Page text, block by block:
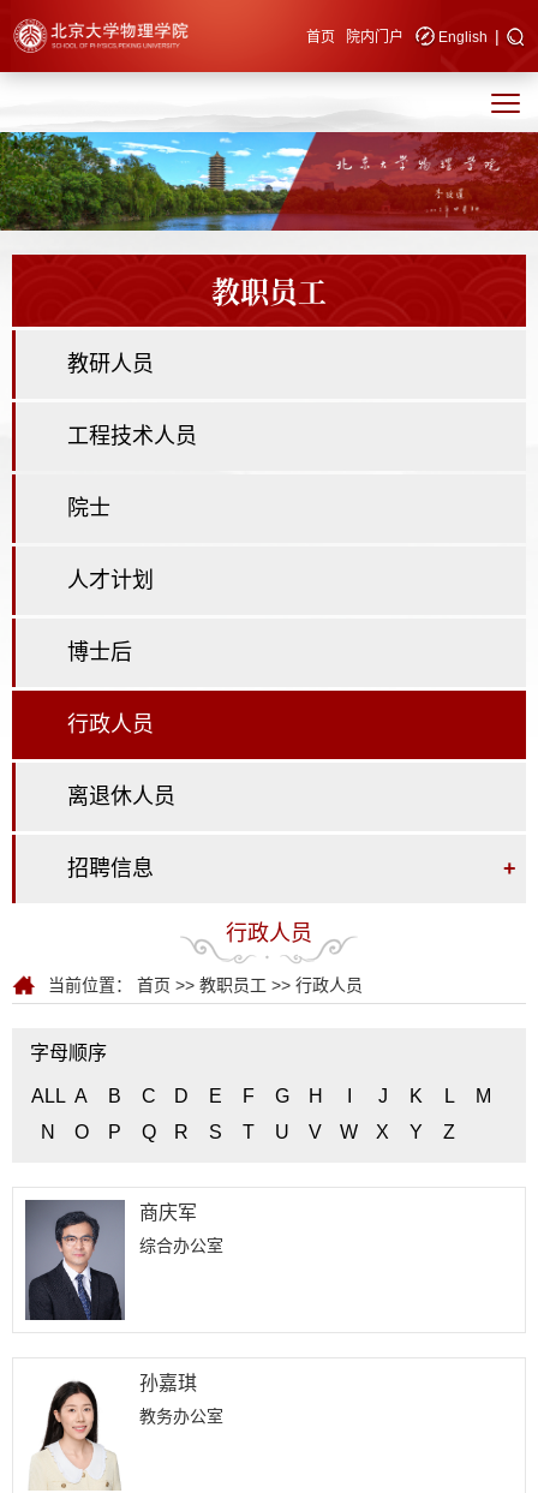
快速导航 首页 院内门户 English |
教职员工
教研人员
工程技术人员
院士
人才计划
博士后
行政人员
离退休人员
招聘信息 +
行政人员
当前位置： 首页 >> 教职员工 >> 行政人员
字母顺序
ALL A B C D E F G H J K L
M
N
O P Q R S T U V W X Y Z
商庆军
综合办公室
孙嘉琪
教务办公室